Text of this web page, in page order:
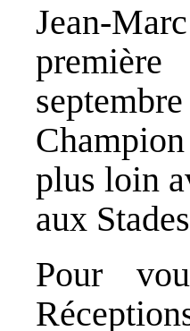
Jean-
plus loin
aux
Pour